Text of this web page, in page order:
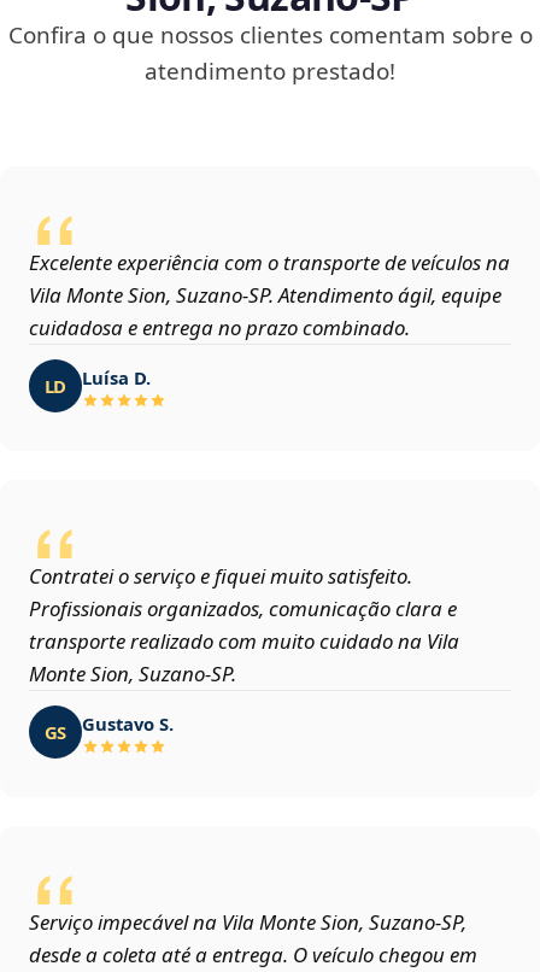
Confira o que nossos clientes comentam sobre o
atendimento prestado!
Excelente experiência com o transporte de veículos na
Vila Monte Sion, Suzano‑SP. Atendimento ágil, equipe
cuidadosa e entrega no prazo combinado.
LD Luísa D.
Contratei o serviço e fiquei muito satisfeito.
Profissionais organizados, comunicação clara e
transporte realizado com muito cuidado na Vila
Monte Sion, Suzano‑SP.
GS Gustavo S.
Serviço impecável na Vila Monte Sion, Suzano‑SP,
desde a coleta até a entrega. O veículo chegou em